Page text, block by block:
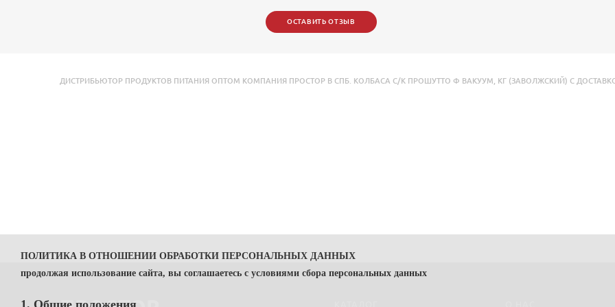
ОСТАВИТЬ ОТЗЫВ
ДИСТРИБЬЮТОР ПРОДУКТОВ ПИТАНИЯ ОПТОМ КОМПАНИЯ ПРОСТОР В СПБ. КОЛБАСА С/К ПРОШУТТО Ф ВАКУУМ КГ (ЗАВОЛЖСКИЙ) С
ПОЛИТИКА В ОТНОШЕНИИ ОБРАБОТКИ ПЕРСОНАЛЬНЫХ ДАННЫХ
продолжая использование сайта, вы соглашаетесь с условиями сбора персональных данных
1. Общие положения